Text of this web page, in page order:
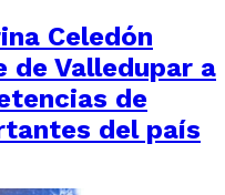
Celedón
de Valledupar a
de
del país